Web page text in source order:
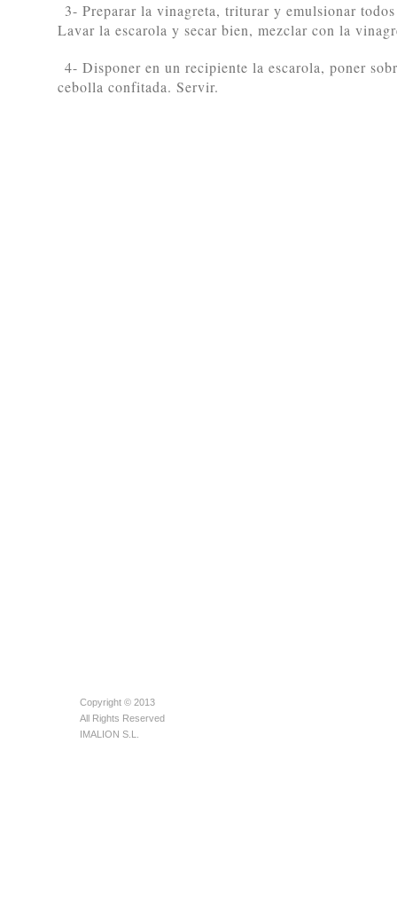
3- Preparar la vinagreta, triturar y emulsionar
Lavar la escarola y secar bien, mezclar con la
4- Disponer en un recipiente la escarola, poner
cebolla confitada. Servir.
Copyright © 2013
All Rights Reserved
IMALION S.L.